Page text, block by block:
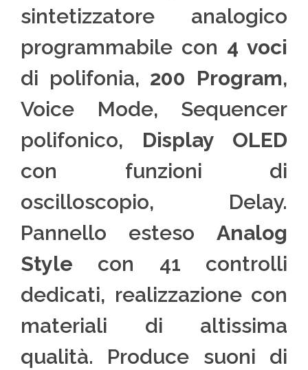
sintetizzatore analogico
programmabile con 4 voci
di polifonia, 200 Program,
Voice Mode, Sequencer
polifonico, Display OLED
con funzioni di
oscilloscopio, Delay.
Pannello esteso Analog
Style con 41 controlli
dedicati, realizzazione con
materiali di altissima
qualità. Produce suoni di